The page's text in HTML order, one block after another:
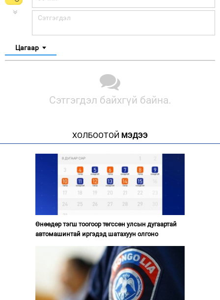
Цагаар
Сэтгэгдэл байхгүй байна.
ХОЛБООТОЙ МЭДЭЭ
Өнөөдөр тэгш тоогоор төгссөн улсын дугаартай
автомашинтай иргэдэд шатахуун олгоно